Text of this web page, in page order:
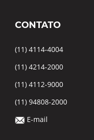
CONTATO
(11) 4114-4004
(11) 4214-2000
(11) 4112-9000
(11) 94808-2000
E-mail